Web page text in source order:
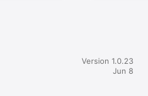
Version 1.0.23
Jun 8